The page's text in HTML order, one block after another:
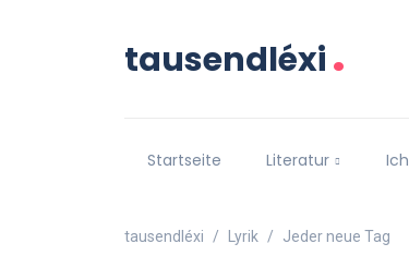
tausendléxi.
Startseite Literatur Ich
tausendléxi Lyrik Jeder neue Tag